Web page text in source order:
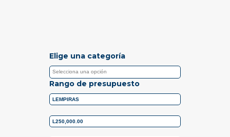
Elige una categoría
Rango de presupuesto